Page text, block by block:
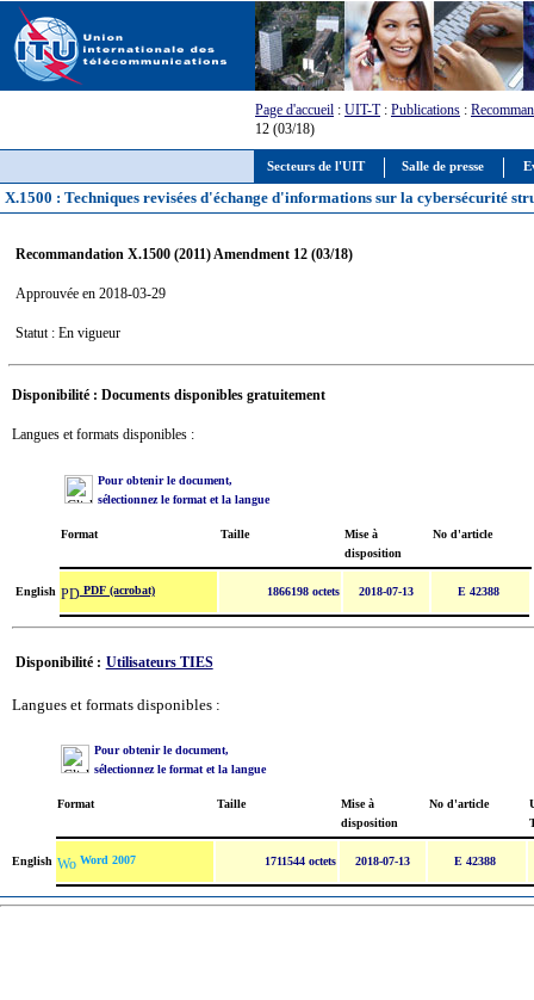
Secteurs de l'UIT Salle de presse
Page d'accueil : UIT-T: Publications :
12 (03/18)
X.1500 : Techniques revisées d'échange d'informations sur la cybersécurité
Recommandation X.1500 (2011) Amendment 12 (03/18)
Approuvée en 2018-03-29
Statut : En vigueur
Disponibilité : Documents disponibles gratuitement
Langues et formats disponibles :
Pour obtenir le document,
sélectionnez le format et la langue
Format Taille
Mise à
disposition
No d'article
English PDF (acrobat) 1866198 octets 2018-07-13 E 42388
Disponibilité : Utilisateurs TIES
Langues et formats disponibles :
Pour obtenir le document,
sélectionnez le format et la langue
Format Taille
Mise à
disposition
No d'article
English Word 2007 1711544 octets 2018-07-13 E 42388